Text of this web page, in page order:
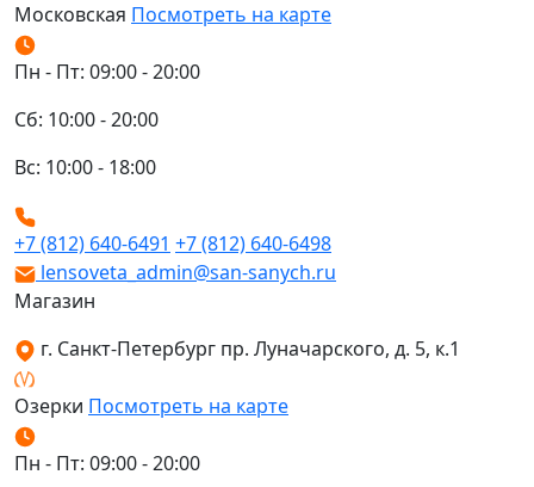
Московская Посмотреть на карте
Пн - Пт: 09:00 - 20:00
Сб: 10:00 - 20:00
Вс: 10:00 - 18:00
+7 (812) 640-6491 +7 (812) 640-6498
lensoveta_admin@san-sanych.ru
Магазин
г. Санкт-Петербург пр. Луначарского, д. 5, к.1
Озерки Посмотреть на карте
Пн - Пт: 09:00 - 20:00